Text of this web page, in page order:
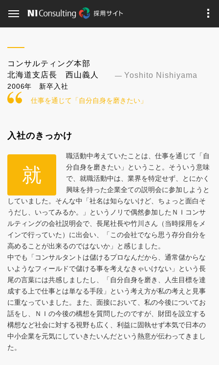
コンサルティング本部
北海道支店長 西山義人
Yoshito Nishiyama
2006年 新卒入社
仕事を通じて「自分自身を磨きたい」
入社のきっかけ
就
職活動中考えていたことは、仕事を通じて「自
分自身を磨きたい」ということ。そういう意味
で、就職活動中は、業界を特定せず、とにかく
興味を持った企業全ての説明会に参加しようと
していました。そんな中「社名は知らないけど、ちょっと面白そ
うだし、いってみるか。」というノリで偶然参加したＮＩコンサ
ルティングの会社説明会で、長尾社長や竹川さん（当時採用をメ
インで行っていた）に出会い、「この会社でなら思う存分自分を
高めることが出来るのではないか」と感じました。
中でも「コンサルタントは儲けるプロなんだから、通常儲からな
いようなフィールドで儲ける事を考えなきゃいけない」という長
尾の言葉には共感しましたし、「自分自身を磨き、人生目標を達
成する上で仕事とは単なる手段」という考え方が私の考えと見事
に重なっていました。また、面接において、私の今後についてお
話をし、ＮＩの今後の構想を質問したのですが、財団を設立する
構想など社会に対する視野も広く、利益に固執せず本気で日本の
中小企業を元気にしていきたいんだという熱意が伝わってきまし
た。